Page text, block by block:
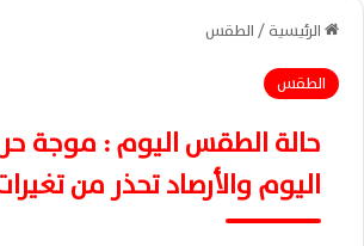
الرئيسية/الطقس
الطقس
حالة الطقس اليوم : موجة حر
اليوم والأرصاد تحذر من